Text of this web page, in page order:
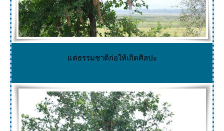
ต่ธรรมชาติก่อให้เกิดศิลปะ